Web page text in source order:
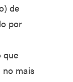
de
por
que
mais